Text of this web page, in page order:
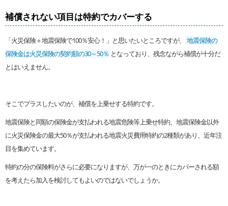
補償されない項目は特約でカバーする
「火災保険＋地震保険で100％安心！」と思いたいところですが、
地震保険の
保険金は火災保険の契約額の30～50％ となっており、残念ながら補償が十分だ
とはいえません。
そこでプラスしたいのが、補償を上乗せする特約です。
地震保険と同額の保険金が支払われる地震危険等上乗せ特約、地震保険金以外
に火災保険金の最大50％が支払われる地震火災費用特約の2種類があり、近年注
目を集めています。
特約の分の保険料がさらに必要になりますが、万が一のときにカバーされる額
を考えたら加入を検討してもよいのではないでしょうか。